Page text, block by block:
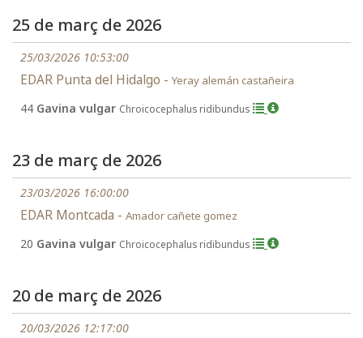
25 de març de 2026
25/03/2026 10:53:00
EDAR Punta del Hidalgo - Yeray alemán castañeira
44 Gavina vulgar Chroicocephalus ridibundus
23 de març de 2026
23/03/2026 16:00:00
EDAR Montcada - Amador cañete gomez
20 Gavina vulgar Chroicocephalus ridibundus
20 de març de 2026
20/03/2026 12:17:00